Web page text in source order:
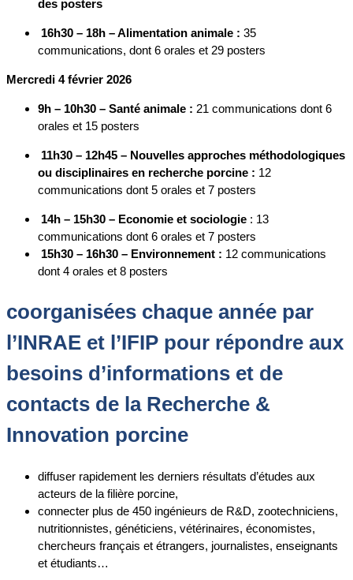
des posters
16h30 – 18h – Alimentation animale : 35
communications, dont 6 orales et 29 posters
Mercredi 4 février 2026
9h – 10h30 – Santé animale : 21 communications dont 6
orales et 15 posters
11h30 – 12h45 – Nouvelles approches méthodologiques
ou disciplinaires en recherche porcine : 12
communications dont 5 orales et 7 posters
14h – 15h30 – Economie et sociologie : 13
communications dont 6 orales et 7 posters
15h30 – 16h30 – Environnement : 12 communications
dont 4 orales et 8 posters
coorganisées chaque année par
l’INRAE et l’IFIP pour répondre aux
besoins d’informations et de
contacts de la Recherche &
Innovation porcine
diffuser rapidement les derniers résultats d’études aux
acteurs de la filière porcine,
connecter plus de 450 ingénieurs de R&D, zootechniciens,
nutritionnistes, généticiens, vétérinaires, économistes,
chercheurs français et étrangers, journalistes, enseignants
et étudiants…